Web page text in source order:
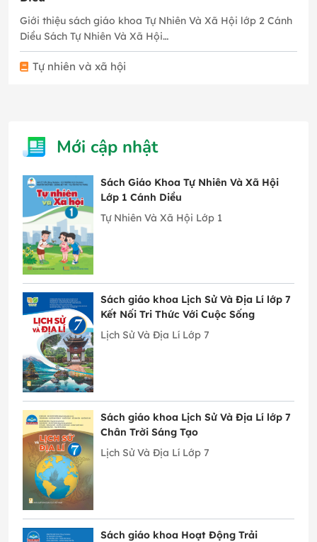
Giới thiệu sách giáo khoa Tự Nhiên Và Xã Hội lớp 2 Cánh
Diều Sách Tự Nhiên Và Xã Hội…
Tự nhiên và xã hội
Mới cập nhật
Sách Giáo Khoa Tự Nhiên Và Xã Hội
Lớp 1 Cánh Diều
Tự Nhiên Và Xã Hội Lớp 1
Sách giáo khoa Lịch Sử Và Địa Lí lớp 7
Kết Nối Tri Thức Với Cuộc Sống
Lịch Sử Và Địa Lí Lớp 7
Sách giáo khoa Lịch Sử Và Địa Lí lớp 7
Chân Trời Sáng Tạo
Lịch Sử Và Địa Lí Lớp 7
Sách giáo khoa Hoạt Động Trải